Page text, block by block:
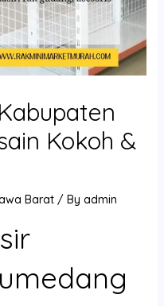
Kokoh &
Barat/ By admin